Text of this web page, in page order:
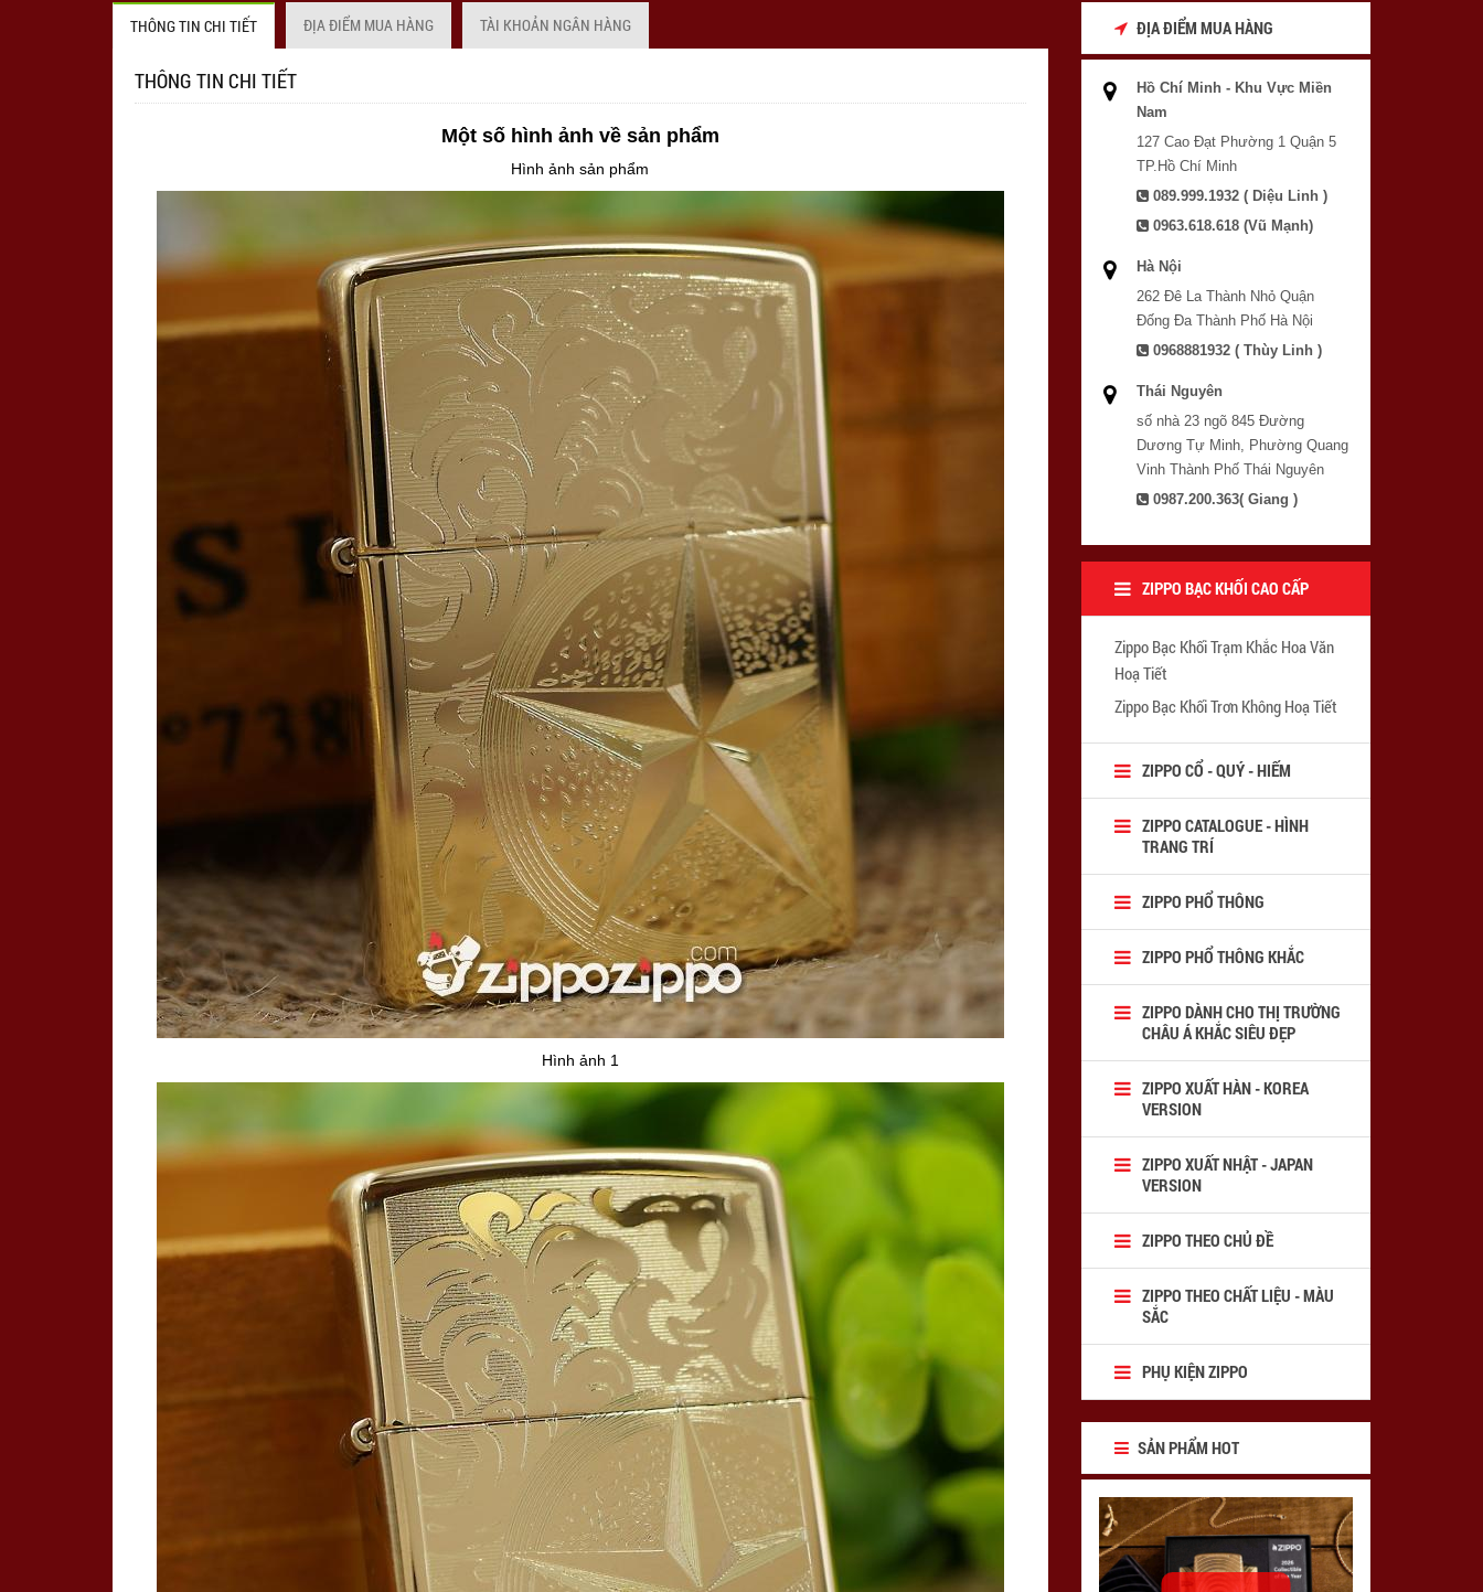
THÔNG TIN CHI TIẾT ĐỊA ĐIỂM MUA HÀNG TÀI KHOẢN NGÂN HÀNG
THÔNG TIN CHI TIẾT
Một số hình ảnh về sản phẩm
Hình ảnh sản phẩm
Hình ảnh 1
ĐỊA ĐIỂM MUA HÀNG
Hồ Chí Minh - Khu Vực Miền
Nam
127 Cao Đạt Phường 1 Quận 5
TP.Hồ Chí Minh
089.999.1932 ( Diệu Linh )
0963.618.618 (Vũ Mạnh)
Hà Nội
262 Đê La Thành Nhỏ Quận
Đống Đa Thành Phố Hà Nội
0968881932 ( Thùy Linh )
Thái Nguyên
số nhà 23 ngõ 845 Đường
Dương Tự Minh, Phường Quang
Vinh Thành Phố Thái Nguyên
0987.200.363( Giang )
ZIPPO BẠC KHỐI CAO CẤP
Zippo Bạc Khối Trạm Khắc Hoa Văn
Hoạ Tiết
Zippo Bạc Khối Trơn Không Hoạ Tiết
ZIPPO CỔ - QUÝ - HIẾM
ZIPPO CATALOGUE - HÌNH
TRANG TRÍ
ZIPPO PHỔ THÔNG
ZIPPO PHỔ THÔNG KHẮC
ZIPPO DÀNH CHO THỊ TRƯỜNG
CHÂU Á KHẮC SIÊU ĐẸP
ZIPPO XUẤT HÀN - KOREA
VERSION
ZIPPO XUẤT NHẬT - JAPAN
VERSION
ZIPPO THEO CHỦ ĐỀ
ZIPPO THEO CHẤT LIỆU - MÀU
SẮC
PHỤ KIỆN ZIPPO
SẢN PHẨM HOT